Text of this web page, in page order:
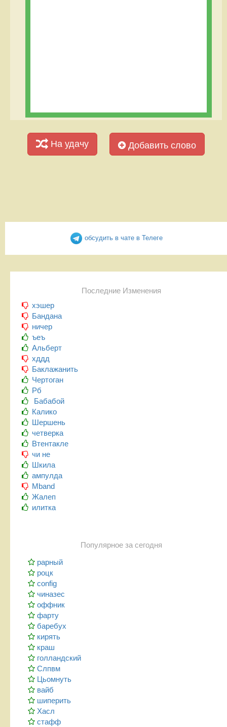
На удачу Добавить слово
обсудить в чате в Телеге
Последние Изменения
хэшер
Бандана
ничер
ъеъ
Альберт
хддд
Баклажанить
Чертоган
Рб
Бабабой
Калико
Шершень
четверка
Втентакле
чи не
Шкила
ампулда
Mband
Жалеп
илитка
Популярное за сегодня
рарный
роцк
config
чиназес
оффник
фарту
баребух
кирять
краш
голландский
Слпвм
Цьомнуть
вайб
шиперить
Хасл
стафф